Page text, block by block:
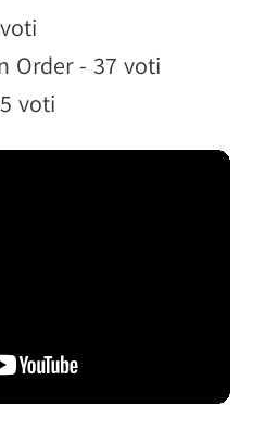
Order - 37 voti
voti